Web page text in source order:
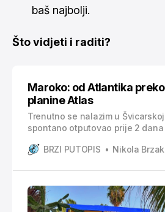
baš najbolji.
Što vidjeti i raditi?
Maroko: od Atlantika
planine Atlas
Trenutno se nalazim u
spontano otputovao prije 2
sati prije leta iskoristeći
odluka tijekom posjeta dva
Marseillea i Toulousa. Putovanje
BRZI PUTOPIS Nikola Brzak